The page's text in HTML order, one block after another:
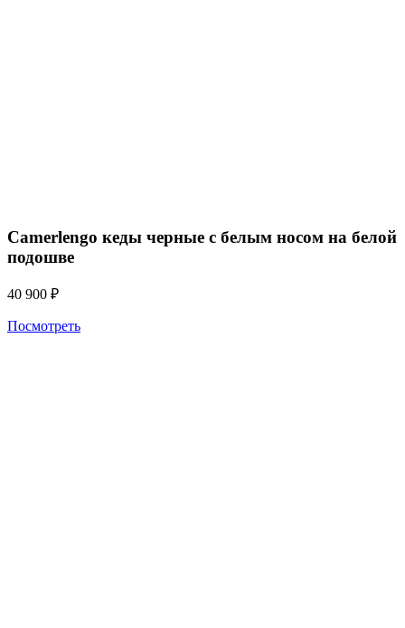
Camerlengo кеды черные с белым носом на белой
подошве
40 900 ₽
Посмотреть